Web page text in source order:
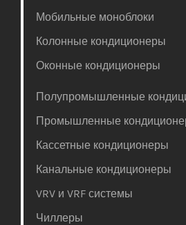
Мобильные моноблоки
Колонные кондиционеры
Оконные кондиционеры
Полупромышленные
Промышленные
Кассетные кондиционеры
Канальные кондиционеры
VRV и VRF системы
Чиллеры